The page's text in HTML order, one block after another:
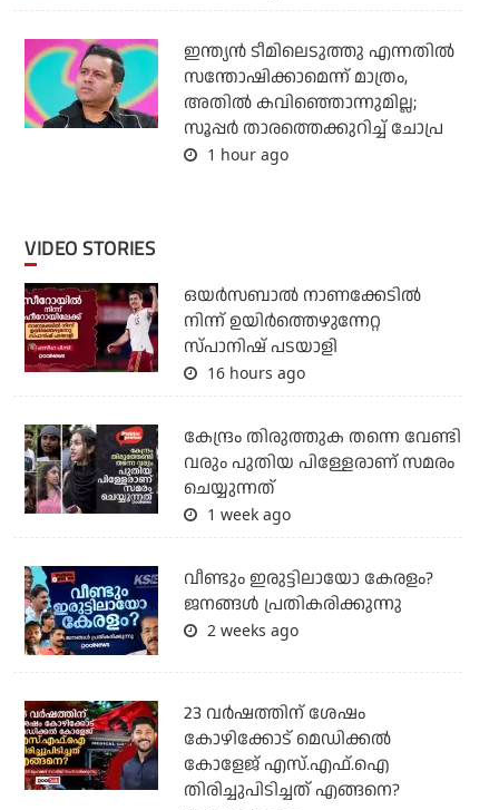
ഇന്ത്യന്‍ ടീമിലെടുത്തു എന്നതില്‍
സന്തോഷിക്കാമെന്ന് മാത്രം,
അതില്‍ കവിഞ്ഞൊന്നുമില്ല;
സൂപ്പര്‍ താരത്തെക്കുറിച്ച് ചോപ്ര
1 hour ago
VIDEO STORIES
ഒയര്‍സബാൽ നാണക്കേടിൽ
നിന്ന് ഉയിർത്തെഴുന്നേറ്റ
സ്പാനിഷ് പടയാളി
16 hours ago
കേന്ദ്രം തിരുത്തുക തന്നെ വേണ്ടി
വരും പുതിയ പിള്ളേരാണ് സമരം
ചെയ്യുന്നത്
1 week ago
വീണ്ടും ഇരുട്ടിലായോ കേരളം?
ജനങ്ങൾ പ്രതികരിക്കുന്നു
2 weeks ago
23 വർഷത്തിന് ശേഷം
കോഴിക്കോട് മെഡിക്കൽ
കോളേജ് എസ്.എഫ്.ഐ
തിരിച്ചുപിടിച്ചത് എങ്ങനെ?